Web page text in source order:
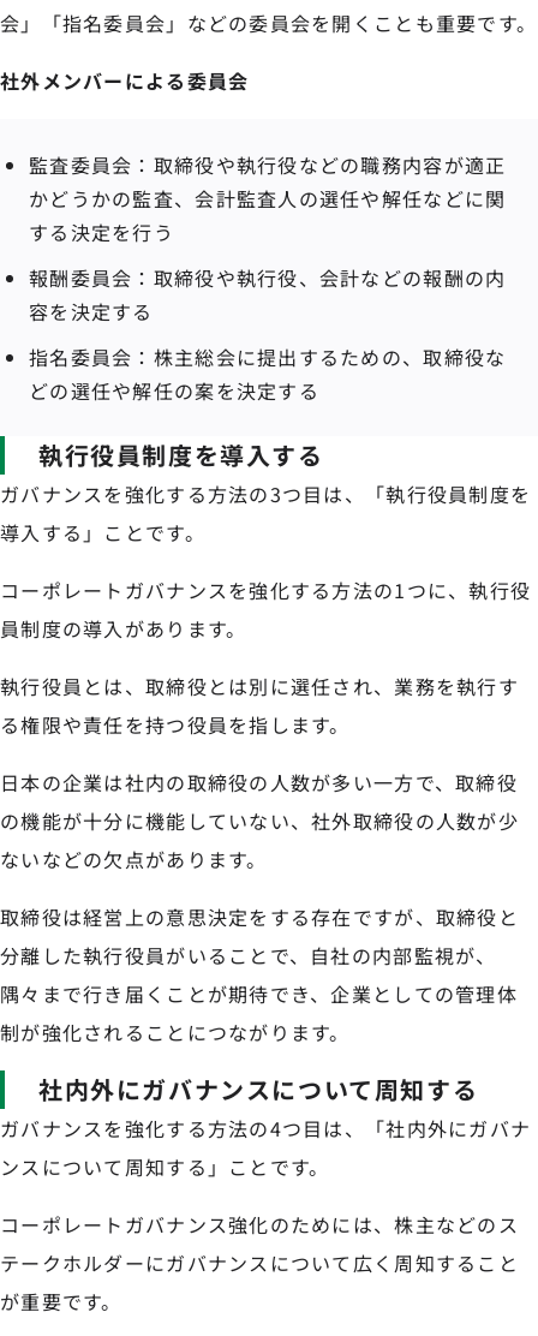
会」「指名委員会」などの委員会を開くことも重要です。
社外メンバーによる委員会
監査委員会：取締役や執行役などの職務内容が適正
かどうかの監査、会計監査人の選任や解任などに関
する決定を行う
報酬委員会：取締役や執行役、会計などの報酬の内
容を決定する
指名委員会：株主総会に提出するための、取締役な
どの選任や解任の案を決定する
執行役員制度を導入する
ガバナンスを強化する方法の3つ目は、「執行役員制度を
導入する」ことです。
コーポレートガバナンスを強化する方法の1つに、執行役
員制度の導入があります。
執行役員とは、取締役とは別に選任され、業務を執行す
る権限や責任を持つ役員を指します。
日本の企業は社内の取締役の人数が多い一方で、取締役
の機能が十分に機能していない、社外取締役の人数が少
ないなどの欠点があります。
取締役は経営上の意思決定をする存在ですが、取締役と
分離した執行役員がいることで、自社の内部監視が、
隅々まで行き届くことが期待でき、企業としての管理体
制が強化されることにつながります。
社内外にガバナンスについて周知する
ガバナンスを強化する方法の4つ目は、「社内外にガバナ
ンスについて周知する」ことです。
コーポレートガバナンス強化のためには、株主などのス
テークホルダーにガバナンスについて広く周知すること
が重要です。